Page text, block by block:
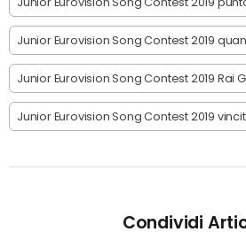
Junior Eurovision Song Contest 2019
Junior Eurovision Song Contest 2019 Rai
Junior Eurovision Song Contest 2019
Condividi